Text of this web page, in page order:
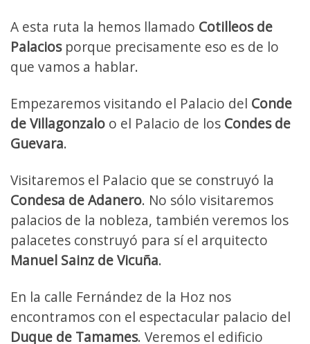
A esta ruta la hemos llamado Cotilleos de
Palaciosporque precisamente eso es de lo
que vamos a hablar.
Empezaremos visitando el Palacio del Conde
de Villagonzalo o el Palacio de los Condes de
Guevara.
Visitaremos el Palacio que se construyó la
Condesa de Adanero. No sólo visitaremos
palacios de la nobleza, también veremos los
palacetes construyó para sí el arquitecto
Manuel Sainz de Vicuña.
En la calle Fernández de la Hoz nos
encontramos con el espectacular palacio del
Duque de Tamames. Veremos el edificio